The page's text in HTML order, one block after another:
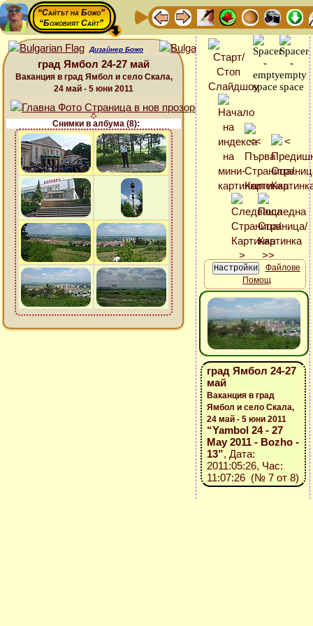
“Сайтът на Божо”
“Божовият Сайт”
Дизайнер Божо
град Ямбол 24-27 май
Ваканция в град Ямбол и село Скала,
24 май - 5 юни 2011
Снимки в албума (8):
Файлове
Помощ
град Ямбол 24-27
май
Ваканция в град
Ямбол и село Скала,
24 май - 5 юни 2011
“Yambol 24 - 27
May 2011 - Bozho -
13”, Дата:
2011:05:26, Час:
11:07:26 (№ 7 от 8)